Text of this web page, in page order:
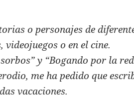
o personajes de
videojuegos o en el cine.
y “Bogando por la
me ha pedido que
vacaciones.